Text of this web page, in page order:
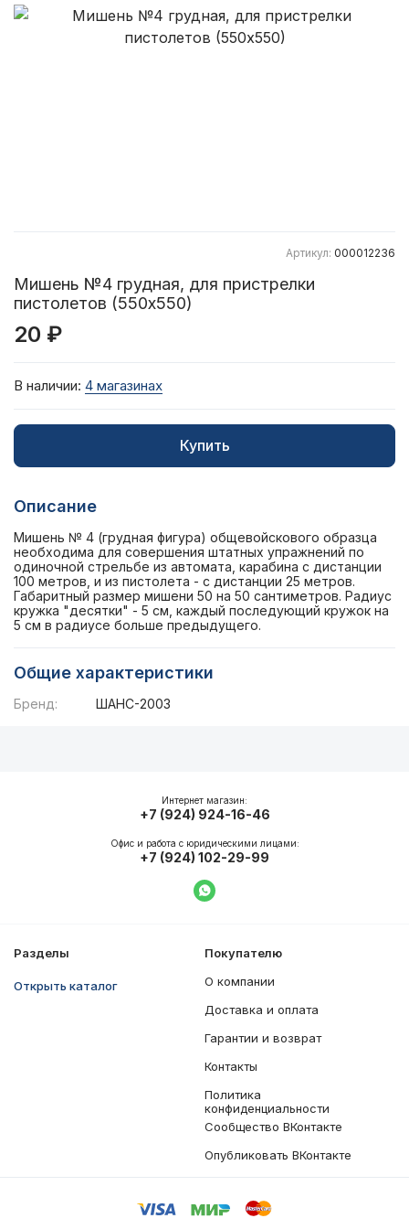
Артикул: 000012236
Мишень №4 грудная, для пристрелки
пистолетов (550х550)
20 ₽
В наличии: 4 магазинах
Купить
Описание
Мишень № 4 (грудная фигура) общевойскового образца
необходима для совершения штатных упражнений по
одиночной стрельбе из автомата, карабина с дистанции
100 метров, и из пистолета - с дистанции 25 метров.
Габаритный размер мишени 50 на 50 сантиметров. Радиус
кружка "десятки" - 5 см, каждый последующий кружок на
5 см в радиусе больше предыдущего.
Общие характеристики
Бренд: ШАНС-2003
Разделы
Открыть каталог
Покупателю
О компании
Доставка и оплата
Гарантии и возврат
Контакты
Политика
конфиденциальности
Сообщество ВКонтакте
Опубликовать ВКонтакте
Интернет магазин:
+7 (924) 924-16-46
Офис и работа с юридическими лицами:
+7 (924) 102-29-99
Написать в WhatsApp